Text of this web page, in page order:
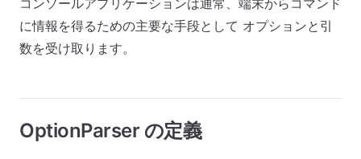
コンソールアプリケーションは通常、端末からコマンド
に情報を得るための主要な手段として オプションと引
数を受け取ります。
OptionParser の定義